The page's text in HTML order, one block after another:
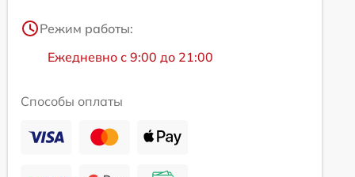
Режим работы:
Ежедневно с 9:00 до 21:00
Способы оплаты